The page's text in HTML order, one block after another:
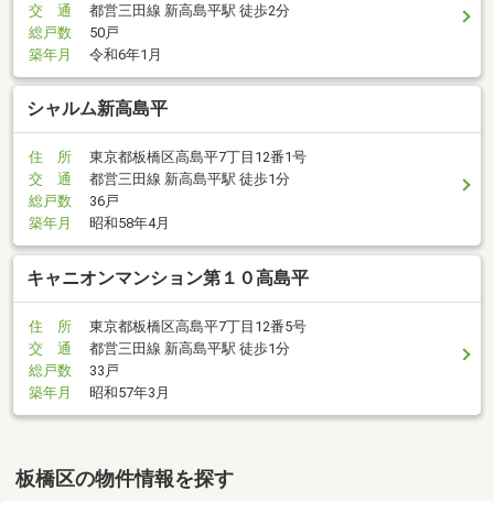
交 通
都営三田線 新高島平駅 徒歩2分
総戸数
50戸
築年月
令和6年1月
シャルム新高島平
住 所
東京都板橋区高島平7丁目12番1号
交 通
都営三田線 新高島平駅 徒歩1分
総戸数
36戸
築年月
昭和58年4月
キャニオンマンション第１０高島平
住 所
東京都板橋区高島平7丁目12番5号
交 通
都営三田線 新高島平駅 徒歩1分
総戸数
33戸
築年月
昭和57年3月
板橋区の物件情報を探す